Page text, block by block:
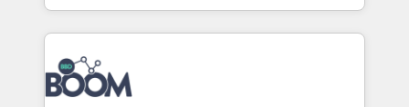
emailing) Informations clés : - 10 ans d'expérience -
100+ intégrations CRM HubSpot réussies - 40
experts conseil - 150 certifications HubSpot
cumulées
enterprise-grade campaigns, our in-house team
builds scalable strategies that drive long-term
revenue. ⚙️ HubSpot Integration & Optimization •
Seamless CRM, CMS, and automation setup •
Complex platform migrations and data cleanups •